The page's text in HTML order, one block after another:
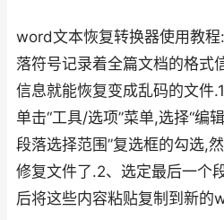
word文本恢复转换器使用教
落符号记录着全篇文档的格式
信息就能恢复变成乱码的文件
单击“工具/选项”菜单,选择“编
段落选择范围”复选框的勾选,
修复文件了.2、选定最后一个
后将这些内容粘贴复制到新的